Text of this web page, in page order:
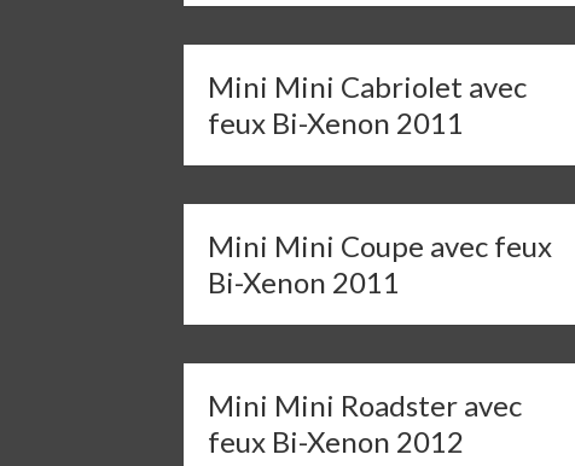
Mini Mini Cabriolet avec
feux Bi-Xenon 2011
Mini Mini Coupe avec feux
Bi-Xenon 2011
Mini Mini Roadster avec
feux Bi-Xenon 2012